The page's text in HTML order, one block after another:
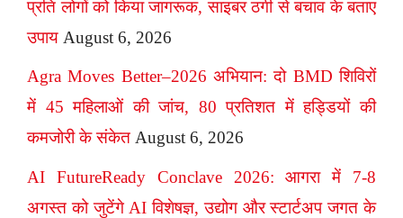
प्रति लोगों को किया जागरूक, साइबर ठगी से बचाव के बताए
उपाय August 6, 2026
Agra Moves Better–2026 अभियान: दो BMD शिविरों
में 45 महिलाओं की जांच, 80 प्रतिशत में हड्डियों की
कमजोरी के संकेत August 6, 2026
AI FutureReady Conclave 2026: आगरा में 7-8
अगस्त को जुटेंगे AI विशेषज्ञ, उद्योग और स्टार्टअप जगत के